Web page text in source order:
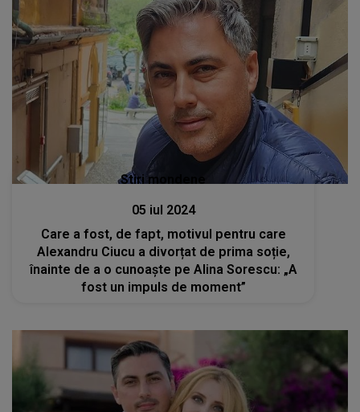
Stiri mondene
05 iul 2024
Care a fost, de fapt, motivul pentru care
Alexandru Ciucu a divorțat de prima soție,
înainte de a o cunoaște pe Alina Sorescu: „A
fost un impuls de moment”